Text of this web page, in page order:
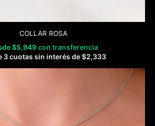
COLLAR ROSA
$5,949 con transferencia
3 cuotas sin interés de$2,333